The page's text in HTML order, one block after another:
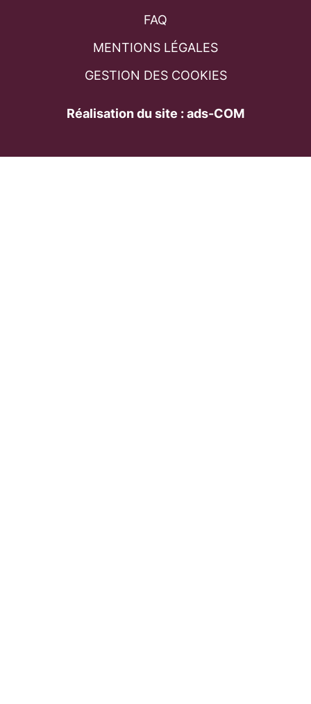
FAQ
MENTIONS LÉGALES
GESTION DES COOKIES
Réalisation du site : ads-COM